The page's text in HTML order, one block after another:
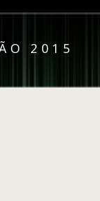
2015